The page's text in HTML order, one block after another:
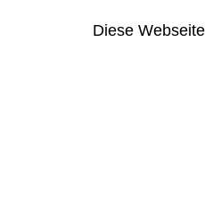
Diese